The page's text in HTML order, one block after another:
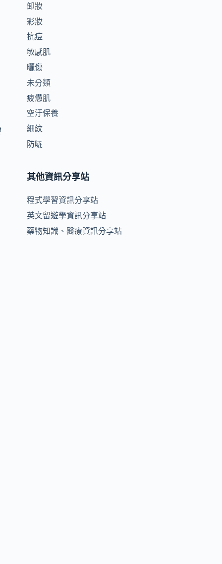
卸妝
彩妝
抗痘
敏感肌
曬傷
未分類
疲憊肌
空汙保養
細紋
防曬
其他資訊分享站
程式學習資訊分享站
英文留遊學資訊分享站
藥物知識、醫療資訊分享站